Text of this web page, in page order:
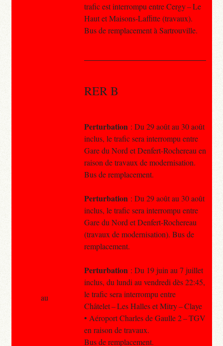
trafic est interrompu entre Cergy – Le
Haut et Maisons-Laffitte (travaux).
Bus de remplacement à Sartrouville.
RER B
Perturbation : Du 29 août au 30 août
inclus, le trafic sera interrompu entre
Gare du Nord et Denfert-Rochereau en
raison de travaux de modernisation.
Bus de remplacement.
Perturbation : Du 29 août au 30 août
inclus, le trafic sera interrompu entre
Gare du Nord et Denfert-Rochereau
(travaux de modernisation). Bus de
remplacement.
Perturbation : Du 19 juin au 7 juillet
inclus, du lundi au vendredi dès 22:45,
le trafic sera interrompu entre
Châtelet – Les Halles et Mitry – Claye
• Aéroport Charles de Gaulle 2 – TGV
en raison de travaux.
Bus de remplacement.
au